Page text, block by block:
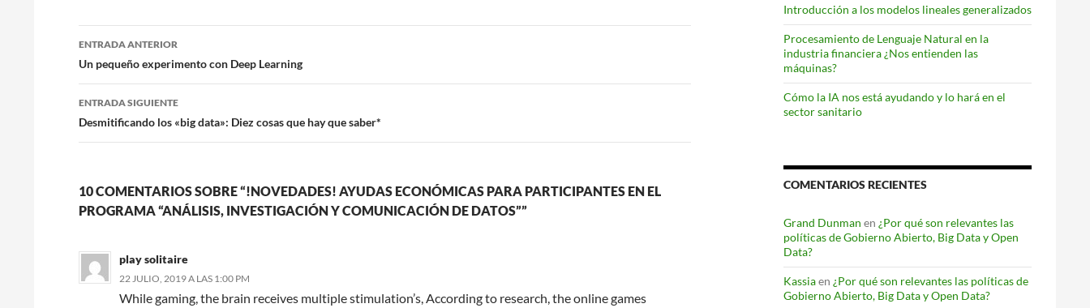
Navegación
de
entradas
ENTRADA ANTERIOR
Un pequeño experimento con Deep Learning
ENTRADA SIGUIENTE
Desmitificando los «big data»: Diez cosas que hay que saber*
10 COMENTARIOS SOBRE “!NOVEDADES! AYUDAS ECONÓMICAS PARA PARTICIPANTES EN EL
PROGRAMA “ANÁLISIS, INVESTIGACIÓN Y COMUNICACIÓN DE DATOS””
play solitaire
22 JULIO, 2019 A LAS 1:00 PM
While gaming, the brain receives multiple stimulation’s, According to research, the online games
Introducción a los modelos lineales generalizados
Procesamiento de Lenguaje Natural en la
industria financiera ¿Nos entienden las
máquinas?
Cómo la IA nos está ayudando y lo hará en el
sector sanitario
COMENTARIOS RECIENTES
Grand Dunman en ¿Por qué son relevantes las
políticas de Gobierno Abierto, Big Data y Open
Data?
Kassiaen ¿Por qué son relevantes las políticas de
Gobierno Abierto, Big Data y Open Data?